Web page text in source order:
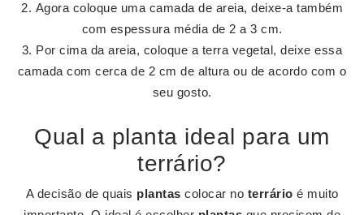
Agora coloque uma camada de areia, deixe-a também
com espessura média de 2 a 3 cm.
Por cima da areia, coloque a terra vegetal, deixe essa
camada com cerca de 2 cm de altura ou de acordo com o
seu gosto.
Qual a planta ideal para um
terrário?
A decisão de quais plantas colocar no terrário é muito